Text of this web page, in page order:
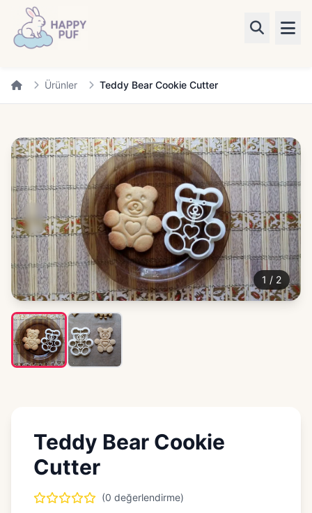
Ürünler
Blog
✨ Kişiye Özel
Giriş Yap
Kayıt Ol
Ürünler Teddy Bear Cookie Cutter
1 / 2
Teddy Bear Cookie
Cutter
(0 değerlendirme)